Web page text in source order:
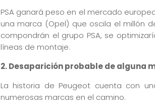
PSA ganará peso en el mercado
una marca (Opel) que oscila el millón
compondrán el grupo PSA, se
líneas de montaje.
2. Desaparición probable de alguna
La historia de Peugeot cuenta con
numerosas marcas en el camino.